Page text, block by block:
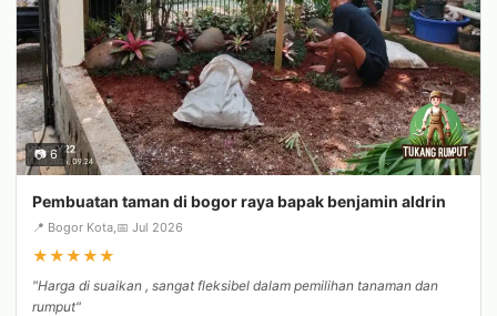
📷 6
Pembuatan taman di bogor raya bapak benjamin aldrin
📍 Bogor Kota, 📅 Jul 2026
★★★★★
"Harga di suaikan , sangat fleksibel dalam pemilihan tanaman dan
rumput"